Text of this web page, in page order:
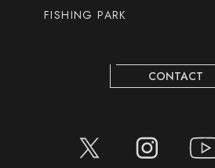
FISHING PARK
CONTACT